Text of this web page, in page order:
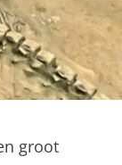
groot